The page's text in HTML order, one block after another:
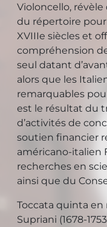
Violoncello,
du répertoire
XVIIIe siècles et
compréhension
seul datant
alors que les
remarquables
est le résultat du
d’activités de
soutien financier
américano-italien
recherches en
ainsi que du
Toccata quinta en
Supriani (1678-